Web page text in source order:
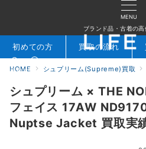
MENU
ブランド品・古着の
検索 お問合せ
初めての方 買取の流れ
HOME シュプリーム(Supreme)買取
シュプリーム × THE
フェイス 17AW
Nuptse Jacket 買取実